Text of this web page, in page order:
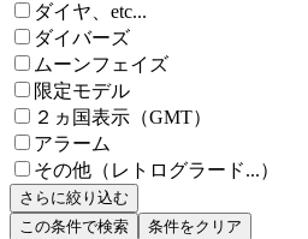
ダイヤ、etc...
ダイバーズ
ムーンフェイズ
限定モデル
２ヵ国表示（GMT）
アラーム
その他（レトログラード...）
さらに絞り込む
この条件で検索
条件をクリア